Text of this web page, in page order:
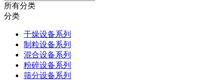
所有分类
分类
干燥设备系列
制粒设备系列
混合设备系列
粉碎设备系列
筛分设备系列